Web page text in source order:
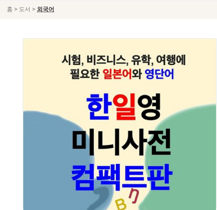
홈 > 도서 > 외국어